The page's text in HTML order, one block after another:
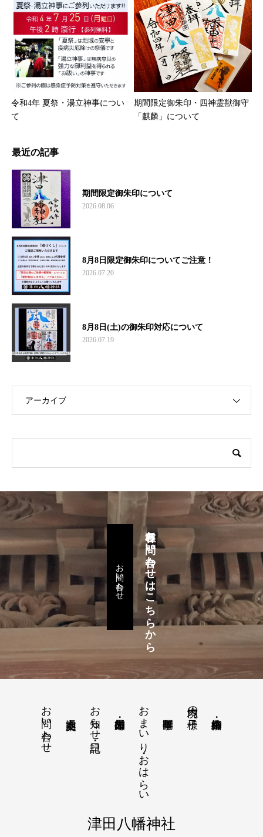
令和4年 夏祭・湯立神事につい
て
期間限定御朱印・四神霊獣御守
「麒麟」について
最近の記事
期間限定御朱印について
2026.08.06
8月8日限定御朱印についてご注意！
2026.07.20
8月8日(土)の御朱印対応について
2026.07.19
アーカイブ
各種お問い合わせはこちらから
お問い合わせ
境内の様子
おまいり・おはらい
お知らせ・日記
お問い合わせ
津田八幡神社